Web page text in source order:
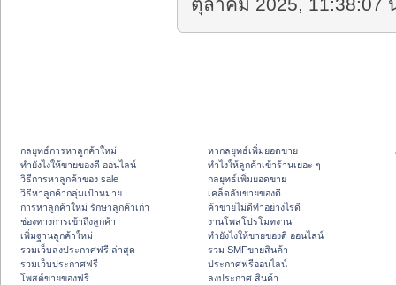
ตุลาคม 2025, 11:38:07
กลยุทธ์การหาลูกค้าใหม่
ทํายังไงให้ขายของดี ออนไลน์
วิธีการหาลูกค้าของ sale
วิธีหาลูกค้ากลุ่มเป้าหมาย
การหาลูกค้าใหม่ รักษาลูกค้าเก่า
ช่องทางการเข้าถึงลูกค้า
เพิ่มฐานลูกค้าใหม่
รวมเว็บลงประกาศฟรี ล่าสุด
รวมเว็บประกาศฟรี
โพสต์ขายของฟรี
หากลยุทธ์เพิ่มยอดขาย
ทําไงให้ลูกค้าเข้าร้านเยอะ ๆ
กลยุทธ์เพิ่มยอดขาย
เคล็ดลับขายของดี
ค้าขายไม่ดีทำอย่างไรดี
งานโพสโปรโมทงาน
ทํายังไงให้ขายของดี ออนไลน์
รวม SMFขายสินค้า
ประกาศฟรีออนไลน์
ลงประกาศ สินค้า